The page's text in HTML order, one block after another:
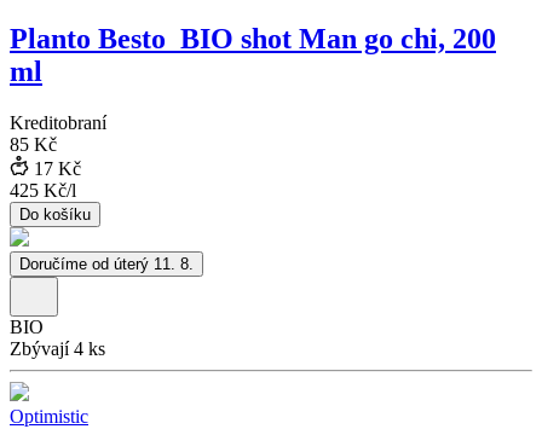
Planto Besto_BIO shot Man go chi, 200
ml
Kreditobraní
85 Kč
17 Kč
425 Kč/l
Do košíku
Doručíme od úterý 11. 8.
BIO
Zbývají 4 ks
Optimistic